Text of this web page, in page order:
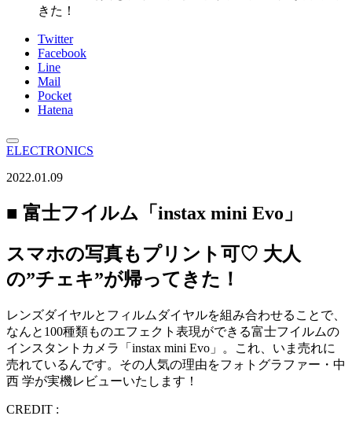
きた！
Twitter
Facebook
Line
Mail
Pocket
Hatena
ELECTRONICS
2022.01.09
■ 富士フイルム「instax mini Evo」
スマホの写真もプリント可♡ 大人
の”チェキ”が帰ってきた！
レンズダイヤルとフィルムダイヤルを組み合わせることで、
なんと100種類ものエフェクト表現ができる富士フイルムの
インスタントカメラ「instax mini Evo」。これ、いま売れに
売れているんです。その人気の理由をフォトグラファー・中
西 学が実機レビューいたします！
CREDIT :